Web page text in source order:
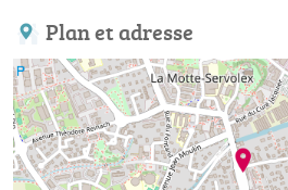
Plan et adresse